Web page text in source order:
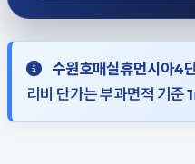
수원호매실휴먼시아4
리비 단가는 부과면적 기준